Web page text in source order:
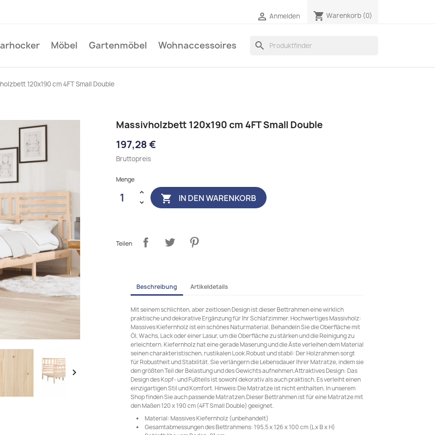
 Anmelden shopping_cart Warenkorb (0)
Möbel Gartenmöbel Wohnaccessoires search
120x190 cm 4FT Small Double

Massivholzbett 120x190 cm 4FT Small Double
197,28 €
Bruttopreis
Menge
 IN DEN WARENKORB
Teilen
Beschreibung Artikeldetails
Mit seinem schlichten, aber zeitlosen Design ist dieser Bettrahmen eine wirklich
praktische und dekorative Ergänzung für Ihr Schlafzimmer. Hochwertiges Massivholz:
Massives Kiefernholz ist ein schönes Naturmaterial. Behandeln Sie die Oberfläche mit
Öl, Wachs, Lack oder einer Lasur, um die Oberfläche zu stärken und die Reinigung zu
erleichtern. Kiefernholz hat eine gerade Maserung und die Äste verleihen dem Material
seinen charakteristischen, rustikalen Look.Robust und stabil: Der Holzrahmen sorgt
für Robustheit und Stabilität. Sie verlängern die Lebensdauer Ihrer Matratze, indem sie
den größten Teil der Belastung und des Gewichts aufnehmen.Attraktives Design: Das
Design des Kopf- und Fußteils ist sowohl dekorativ als auch praktisch. Es verleiht einen
einzigartigen Stil und Komfort. Hinweis:Die Matratze ist nicht enthalten. In unserem
Shop finden Sie auch passende Matratzen.Dieser Bettrahmen ist für eine Matratze mit
den Maßen 120 x 190 cm (4FT Small Double) geeignet.
Material: Massives Kiefernholz (unbehandelt)
Gesamtabmessungen des Bettrahmens: 195,5 x 126 x 100 cm (L x B x H)